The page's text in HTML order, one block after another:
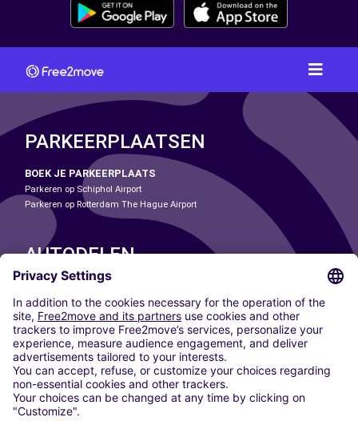
PARKEERPLAATSEN
BOEK JE PARKEERPLAATS
Parkeren op Schiphol Airport
Parkeren op Rotterdam The Hague Airport
AUTODELEN
ONZE STEDEN
Paris
Madrid
Washington DC
Milaan
Rome
Turijn
Wenen
Berlijn